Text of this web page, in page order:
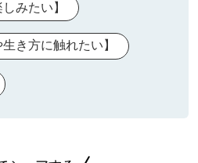
みたい】
き方に触れたい】